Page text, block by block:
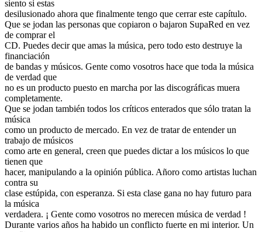
siento si estas
desilusionado ahora que finalmente tengo que cerrar este capítulo.
Que se jodan las personas que copiaron o bajaron SupaRed en vez
de comprar el
CD. Puedes decir que amas la música, pero todo esto destruye la
financiación
de bandas y músicos. Gente como vosotros hace que toda la música
de verdad que
no es un producto puesto en marcha por las discográficas muera
completamente.
Que se jodan también todos los críticos enterados que sólo tratan la
música
como un producto de mercado. En vez de tratar de entender un
trabajo de músicos
como arte en general, creen que puedes dictar a los músicos lo que
tienen que
hacer, manipulando a la opinión pública. Añoro como artistas luchan
contra su
clase estúpida, con esperanza. Si esta clase gana no hay futuro para
la música
verdadera. ¡ Gente como vosotros no merecen música de verdad !
Durante varios años ha habido un conflicto fuerte en mi interior. Un